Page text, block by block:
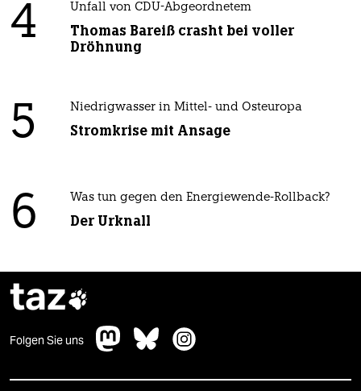
4 Unfall von CDU-Abgeordnetem
Thomas Bareiß crasht bei voller
Dröhnung
5 Niedrigwasser in Mittel- und Osteuropa
Stromkrise mit Ansage
6 Was tun gegen den Energiewende-Rollback?
Der Urknall
taz
Folgen Sie uns